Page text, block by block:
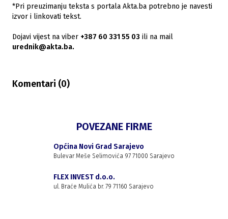
*Pri preuzimanju teksta s portala Akta.ba potrebno je navesti
izvor i linkovati tekst.
Dojavi vijest na viber +387 60 331 55 03 ili na mail
urednik@akta.ba.
Komentari (0)
POVEZANE FIRME
Općina Novi Grad Sarajevo
Bulevar Meše Selimovića 97 71000 Sarajevo
FLEX INVEST d.o.o.
ul. Braće Mulića br. 79 71160 Sarajevo